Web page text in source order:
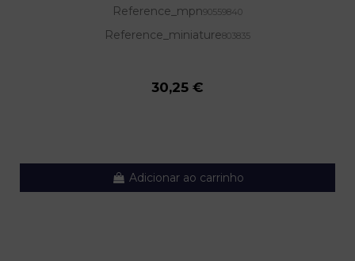
Reference_mpn90559840
Reference_miniature803835
30,25 €
Adicionar ao carrinho